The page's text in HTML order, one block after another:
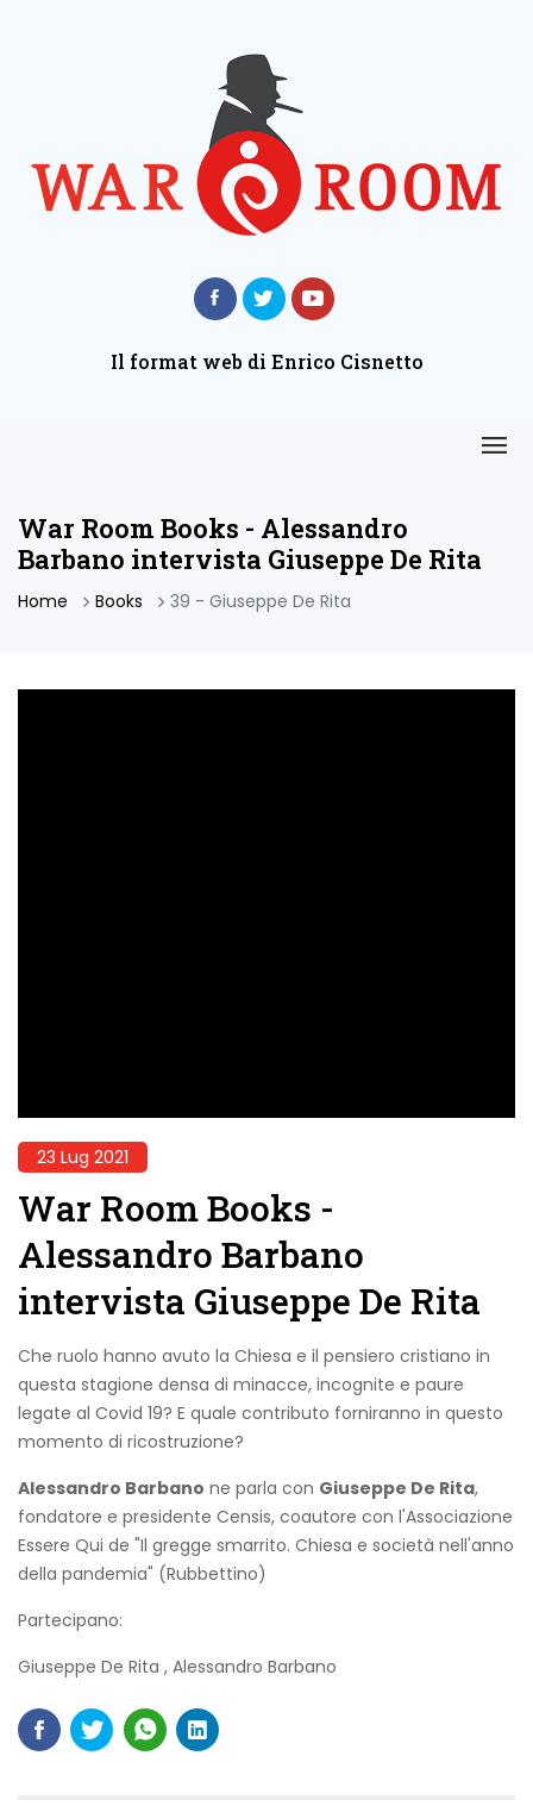
Il format web di Enrico Cisnetto
War Room Books - Alessandro
Barbano intervista Giuseppe De Rita
Home Books 39 - Giuseppe De Rita
23 Lug 2021
War Room Books -
Alessandro Barbano
intervista Giuseppe De Rita
Che ruolo hanno avuto la Chiesa e il pensiero cristiano in
questa stagione densa di minacce, incognite e paure
legate al Covid 19? E quale contributo forniranno in questo
momento di ricostruzione?
Alessandro Barbano ne parla con Giuseppe De Rita,
fondatore e presidente Censis, coautore con l'Associazione
Essere Qui de "Il gregge smarrito. Chiesa e società nell'anno
della pandemia" (Rubbettino)
Partecipano:
Giuseppe De Rita , Alessandro Barbano